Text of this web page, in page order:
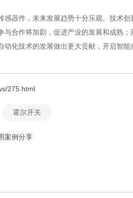
器件，未来发展趋势十分乐观。技术
与合作将加剧，促进产业的发展和成熟
化技术的发展做出更大贡献，开启智能
275.html
霍尔开关
案例分享